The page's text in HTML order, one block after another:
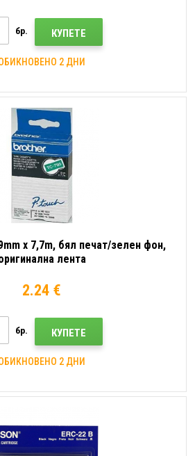
бр. КУПЕТЕ
2 ДНИ
x 7,7m, бял печат/зелен фон,
лента
2.24 €
бр. КУПЕТЕ
2 ДНИ